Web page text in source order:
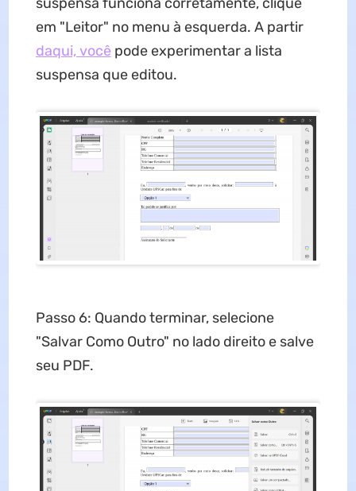
em "Leitor" no menu à esquerda. A partir
daqui, você pode experimentar a lista
suspensa que editou.
Passo 6: Quando terminar, selecione
"Salvar Como Outro" no lado direito e salve
seu PDF.